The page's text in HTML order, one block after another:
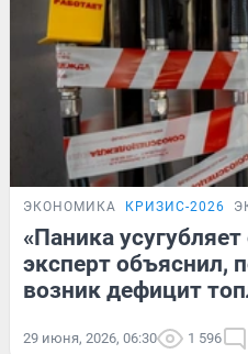
ЭКОНОМИКА КРИЗИС-2026
«Паника
эксперт объяснил,
возник дефицит
29 июня, 2026, 06:30 1 596